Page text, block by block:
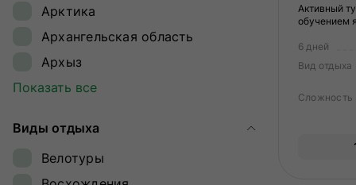
Сентябрь
Октябрь
Ноябрь
Декабрь
Арктика
Архангельская область
Архыз
Байкал
Восточный Саян
Дагестан
Показать все
Виды отдыха
Велотуры
Активный
обучением
6 дней
Вид отдыха
Сложность